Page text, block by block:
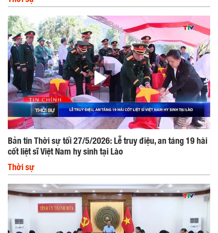
Bản tin Thời sự tối 27/5/2026: Lễ truy điệu, an táng 19 hài
cốt liệt sĩ Việt Nam hy sinh tại Lào
Thời sự